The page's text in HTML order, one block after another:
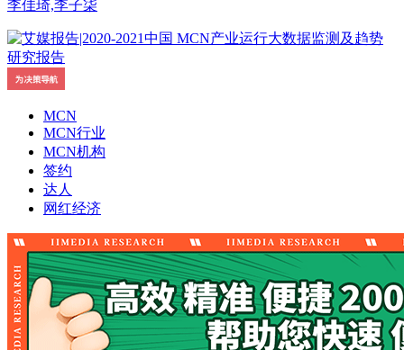
李佳琦,李子柒
MCN
MCN行业
MCN机构
签约
达人
网红经济